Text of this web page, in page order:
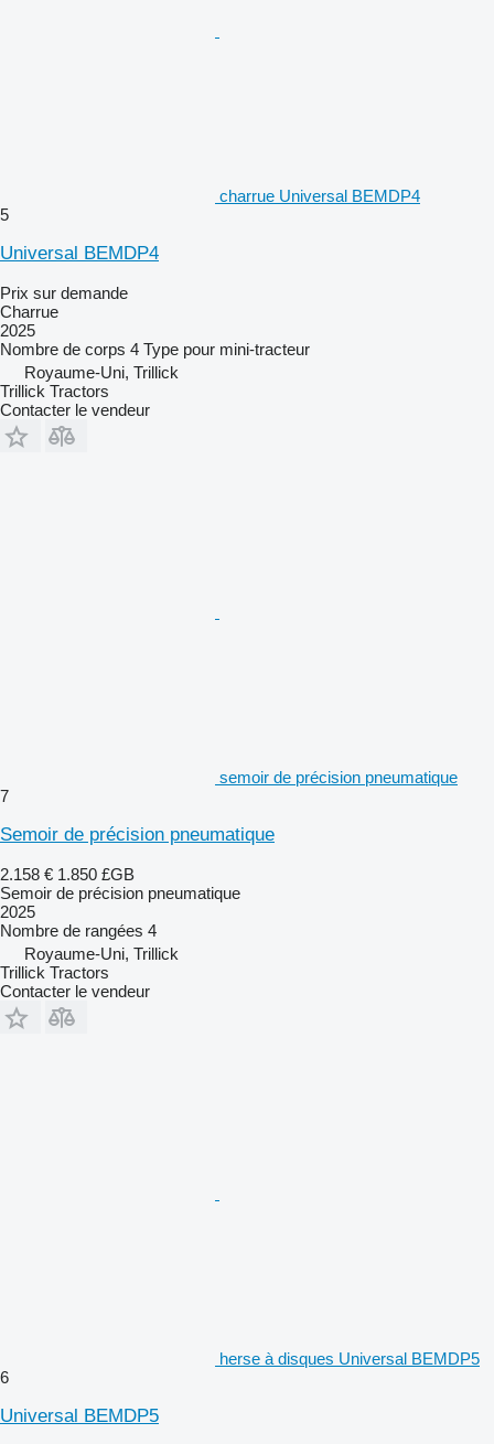
charrue Universal BEMDP4
5
Universal BEMDP4
Prix sur demande
Charrue
2025
Nombre de corps 4 Type pour mini-tracteur
Royaume-Uni, Trillick
Trillick Tractors
Contacter le vendeur
semoir de précision pneumatique
7
Semoir de précision pneumatique
2.158 € 1.850 £GB
Semoir de précision pneumatique
2025
Nombre de rangées 4
Royaume-Uni, Trillick
Trillick Tractors
Contacter le vendeur
herse à disques Universal BEMDP5
6
Universal BEMDP5